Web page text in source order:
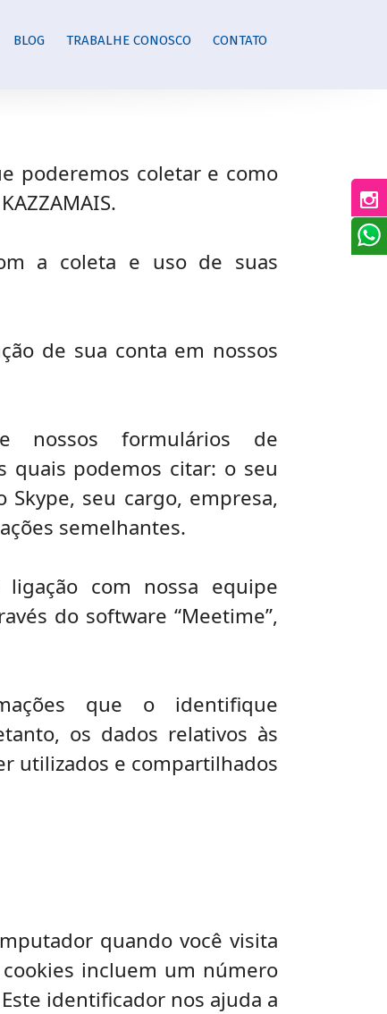
BLOG TRABALHE CONOSCO CONTATO
poderemos coletar e como
a coleta e uso de suas
de sua conta em nossos
nossos formulários de
quais podemos citar: o seu
seu cargo, empresa,
semelhantes.
com nossa equipe
do software “Meetime”,
que o identifique
os dados relativos às
utilizados e compartilhados
quando você visita
incluem um número
identificador nos ajuda a